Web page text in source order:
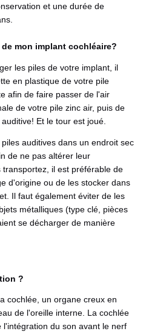
et une durée de
mon implant cochléaire?
les piles de votre implant, il
en plastique de votre pile
afin de faire passer de l'air
de votre pile zinc air, puis de
Et le tour est joué.
auditives dans un endroit sec
de ne pas altérer leur
il est préférable de
d'origine ou de les stocker dans
Il faut également éviter de les
métalliques (type clé, pièces
se décharger de manière
?
cochlée, un organe creux en
de l'oreille interne. La cochlée
du son avant le nerf